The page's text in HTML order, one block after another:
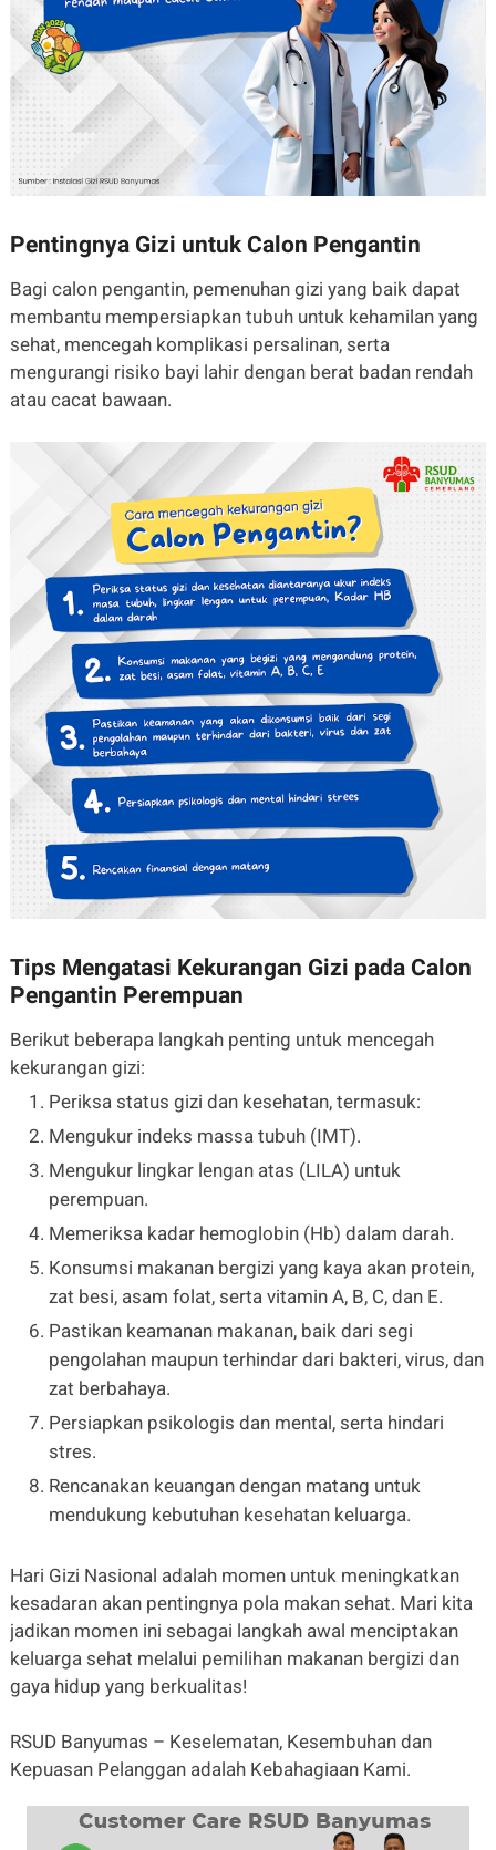
Pentingnya Gizi untuk Calon Pengantin
Bagi calon pengantin, pemenuhan gizi yang baik dapat
membantu mempersiapkan tubuh untuk kehamilan yang
sehat, mencegah komplikasi persalinan, serta
mengurangi risiko bayi lahir dengan berat badan rendah
atau cacat bawaan.
Tips Mengatasi Kekurangan Gizi pada Calon
Pengantin Perempuan
Berikut beberapa langkah penting untuk mencegah
kekurangan gizi:
Periksa status gizi dan kesehatan, termasuk:
Mengukur indeks massa tubuh (IMT).
Mengukur lingkar lengan atas (LILA) untuk
perempuan.
Memeriksa kadar hemoglobin (Hb) dalam darah.
Konsumsi makanan bergizi yang kaya akan protein,
zat besi, asam folat, serta vitamin A, B, C, dan E.
Pastikan keamanan makanan, baik dari segi
pengolahan maupun terhindar dari bakteri, virus, dan
zat berbahaya.
Persiapkan psikologis dan mental, serta hindari
stres.
Rencanakan keuangan dengan matang untuk
mendukung kebutuhan kesehatan keluarga.
Hari Gizi Nasional adalah momen untuk meningkatkan
kesadaran akan pentingnya pola makan sehat. Mari kita
jadikan momen ini sebagai langkah awal menciptakan
keluarga sehat melalui pemilihan makanan bergizi dan
gaya hidup yang berkualitas!
RSUD Banyumas – Keselematan, Kesembuhan dan
Kepuasan Pelanggan adalah Kebahagiaan Kami.